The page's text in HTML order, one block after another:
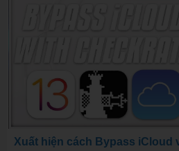
Xuất hiện cách Bypass iCloud